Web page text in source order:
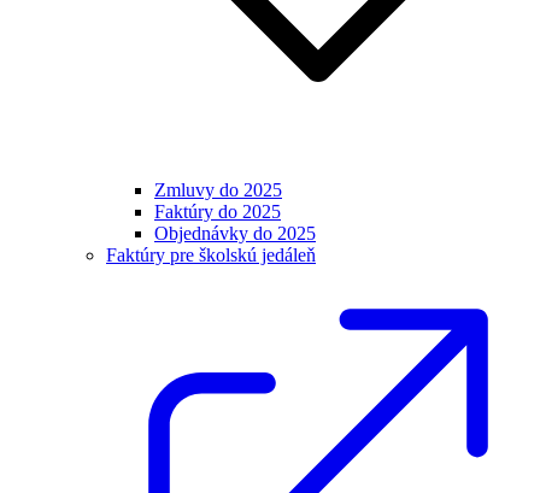
Zmluvy do 2025
Faktúry do 2025
Objednávky do 2025
Faktúry pre školskú jedáleň